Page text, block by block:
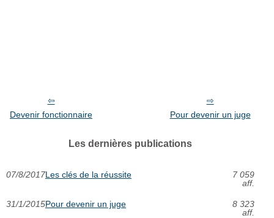
Devenir fonctionnaire Pour devenir un juge
Les dernières publications
07/8/2017Les clés de la réussite
7 059
aff.
31/1/2015Pour devenir un juge
8 323
aff.